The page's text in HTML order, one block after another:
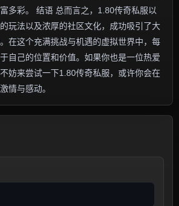
多彩。 结语 总而言之，1.80传奇私服以
玩法以及浓厚的社区文化，成功吸引了大
在这个充满挑战与机遇的虚拟世界中，每
自己的位置和价值。如果你也是一位热爱
妨来尝试一下1.80传奇私服，或许你会在
情与感动。